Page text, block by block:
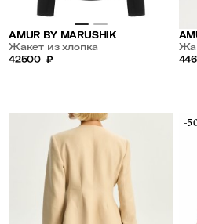
AMUR BY MARUSHIK
Жакет из хлопка
42500 ₽
-